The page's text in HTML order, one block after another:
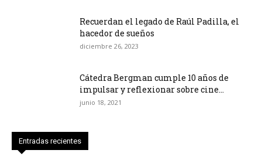
Recuerdan el legado de Raúl Padilla, el
hacedor de sueños
diciembre 26, 2023
Cátedra Bergman cumple 10 años de
impulsar y reflexionar sobre cine...
junio 18, 2021
Entradas recientes